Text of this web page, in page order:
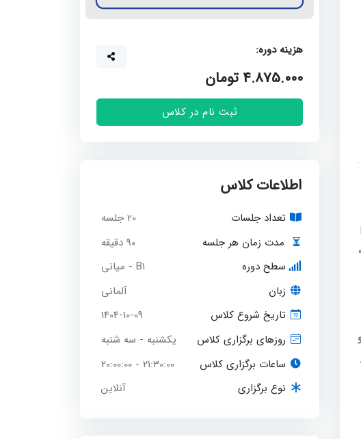
هزینه دوره:
4.875.000 تومان
ثبت نام در کلاس
اطلاعات کلاس
تعداد جلسات
20 جلسه
مدت زمان هر جلسه
90 دقیقه
سطح دوره
B1 - میانی
زبان
آلمانی
تاریخ شروع کلاس
1404-10-09
روزهای برگزاری کلاس
یکشنبه - سه شنبه
ساعات برگزاری کلاس
21:30:00 - 20:00:00
نوع برگزاری
آنلاین